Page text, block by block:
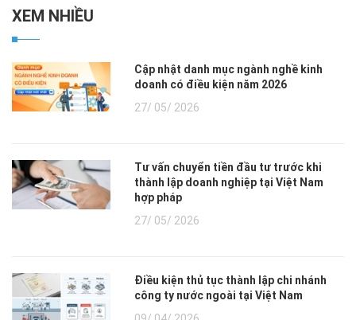
XEM NHIỀU
Cập nhật danh mục ngành nghề kinh
doanh có điều kiện năm 2026
27/ 05/ 2026
Tư vấn chuyển tiền đầu tư trước khi
thành lập doanh nghiệp tại Việt Nam
hợp pháp
27/ 05/ 2026
Điều kiện thủ tục thành lập chi nhánh
công ty nước ngoài tại Việt Nam